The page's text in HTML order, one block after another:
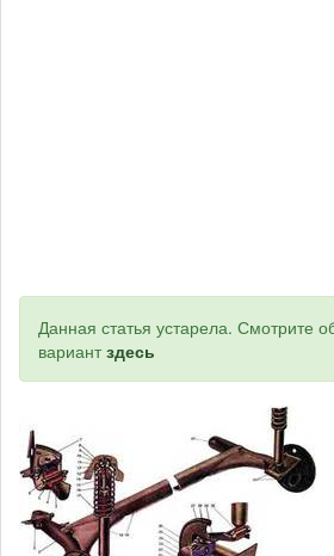
Статус
Данная статья устарела. Смотрите
вариантздесь